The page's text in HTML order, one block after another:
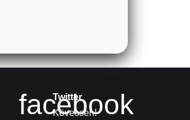
facebook
Twitter
Kövessen!